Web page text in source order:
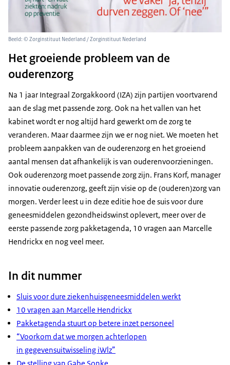
Beeld: © Zorginstituut Nederland / Zorginstituut Nederland
Het groeiende probleem van de
ouderenzorg
Na 1 jaar Integraal Zorgakkoord (IZA) zijn partijen voortvarend
aan de slag met passende zorg. Ook na het vallen van het
kabinet wordt er nog altijd hard gewerkt om de zorg te
veranderen. Maar daarmee zijn we er nog niet. We moeten het
probleem aanpakken van de ouderenzorg en het groeiend
aantal mensen dat afhankelijk is van ouderenvoorzieningen.
Ook ouderenzorg moet passende zorg zijn. Frans Korf, manager
innovatie ouderenzorg, geeft zijn visie op de (ouderen)zorg van
morgen. Verder leest u in deze editie hoe de suis voor dure
geneesmiddelen gezondheidswinst oplevert, meer over de
eerste passende zorg pakketagenda, 10 vragen aan Marcelle
Hendrickx en nog veel meer.
In dit nummer
Sluis voor dure ziekenhuisgeneesmiddelen werkt
10 vragen aan Marcelle Hendrickx
Pakketagenda stuurt op betere inzet personeel
“Voorkom dat we morgen achterlopen
in gegevensuitwisseling iWlz”